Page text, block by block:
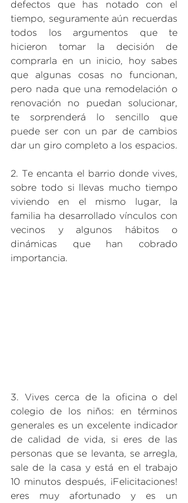
defectos que has notado con el
tiempo, seguramente aún recuerdas
todos los argumentos que te
hicieron tomar la decisión de
comprarla en un inicio, hoy sabes
que algunas cosas no funcionan,
pero nada que una remodelación o
renovación no puedan solucionar,
te sorprenderá lo sencillo que
puede ser con un par de cambios
dar un giro completo a los espacios.
2. Te encanta el barrio donde vives,
sobre todo si llevas mucho tiempo
viviendo en el mismo lugar, la
familia ha desarrollado vínculos con
vecinos y algunos hábitos o
dinámicas que han cobrado
importancia.
3. Vives cerca de la oficina o del
colegio de los niños: en términos
generales es un excelente indicador
de calidad de vida, si eres de las
personas que se levanta, se arregla,
sale de la casa y está en el trabajo
10 minutos después, ¡Felicitaciones!
eres muy afortunado y es un